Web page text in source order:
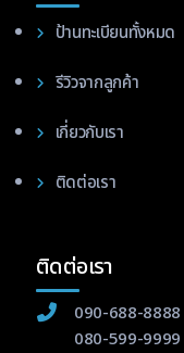
ป้านทะเบียนทั้งหมด
รีวิวจากลูกค้า
เกี่ยวกับเรา
ติดต่อเรา
ติดต่อเรา
090-688-8888
080-599-9999